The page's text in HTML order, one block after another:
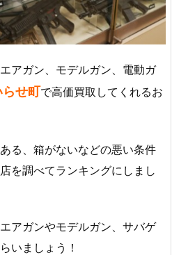
アガン、モデルガン、電動ガ
らせ町で高価買取してくれるお
る、箱がないなどの悪い条件
を調べてランキングにしまし
アガンやモデルガン、サバゲ
いましょう！